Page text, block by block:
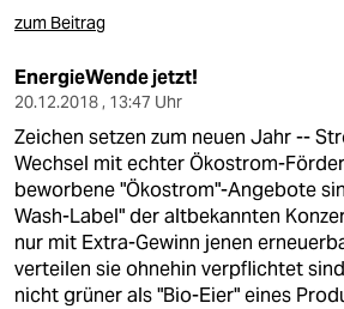
zum Beitrag
EnergieWende jetzt!
20.12.2018 , 13:47 Uhr
Zeichen setzen zum neuen Jahr --
Wechsel mit echter Ökostrom-
beworbene "Ökostrom"-Angebote
Wash-Label" der altbekannten
nur mit Extra-Gewinn jenen
verteilen sie ohnehin verpflichtet
nicht grüner als "Bio-Eier" eines